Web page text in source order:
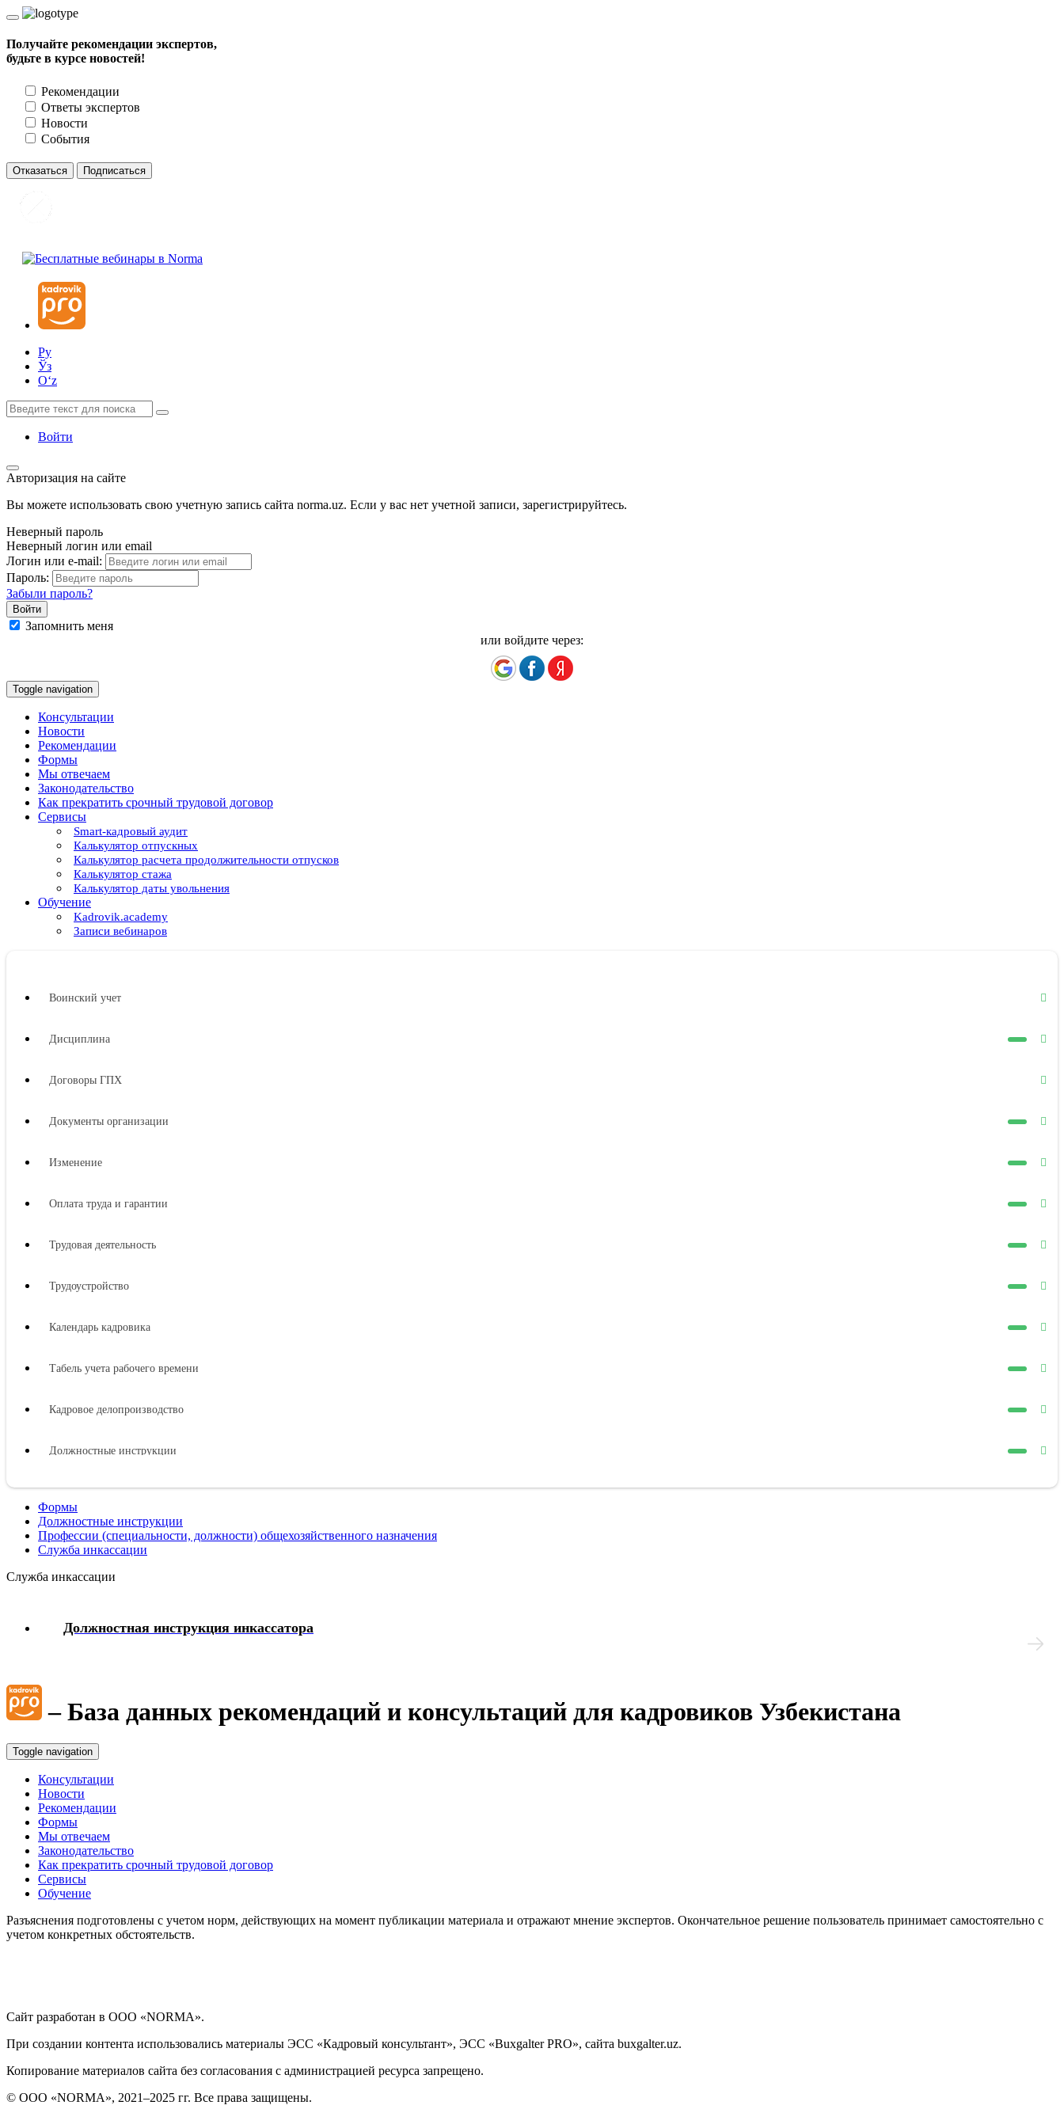
Получайте рекомендации экспертов,
будьте в курсе новостей!
Рекомендации
Ответы экспертов
Новости
События
Отказаться Подписаться
Ру
Ўз
Oʻz
Войти
Авторизация на сайте
Вы можете использовать свою учетную запись сайта norma.uz. Если у вас нет учетной записи, зарегистрируйтесь.
Неверный пароль
Неверный логин или email
Логин или e-mail:
Пароль:
Забыли пароль?
Запомнить меня
или войдите через:
Toggle navigation
Консультации
Новости
Рекомендации
Формы
Мы отвечаем
Законодательство
Как прекратить срочный трудовой договор
Сервисы
Smart-кадровый аудит
Калькулятор отпускных
Калькулятор расчета продолжительности отпусков
Калькулятор стажа
Калькулятор даты увольнения
Обучение
Kadrovik.academy
Записи вебинаров
Воинский учет
Дисциплина
Договоры ГПХ
Документы организации
Изменение
Оплата труда и гарантии
Трудовая деятельность
Трудоустройство
Календарь кадровика
Табель учета рабочего времени
Кадровое делопроизводство
Должностные инструкции
Оплата труда
Представительные органы работников
Коллективный договор
Дисциплинарные взыскания
Охрана труда
Медосмотр
Социальное обеспечение работников
Материальная помощь
Локальные акты организации
Юридические вопросы
Формы
Должностные инструкции
Профессии (специальности, должности) общехозяйственного назначения
Служба инкассации
Служба инкассации
Должностная инструкция инкассатора
– База данных рекомендаций и консультаций для кадровиков Узбекистана
Toggle navigation
Консультации
Новости
Рекомендации
Формы
Мы отвечаем
Законодательство
Как прекратить срочный трудовой договор
Сервисы
Обучение
Разъяснения подготовлены с учетом норм, действующих на момент публикации материала и отражают мнение экспертов. Окончательное решение пользователь принимает самостоятельно с
учетом конкретных обстоятельств.
Сайт разработан в ООО «NORMA».
При создании контента использовались материалы ЭСС «Кадровый консультант», ЭСС «Buxgalter PRO», сайта buxgalter.uz.
Копирование материалов сайта без согласования с администрацией ресурса запрещено.
© ООО «NORMA», 2021–2025 гг. Все права защищены.